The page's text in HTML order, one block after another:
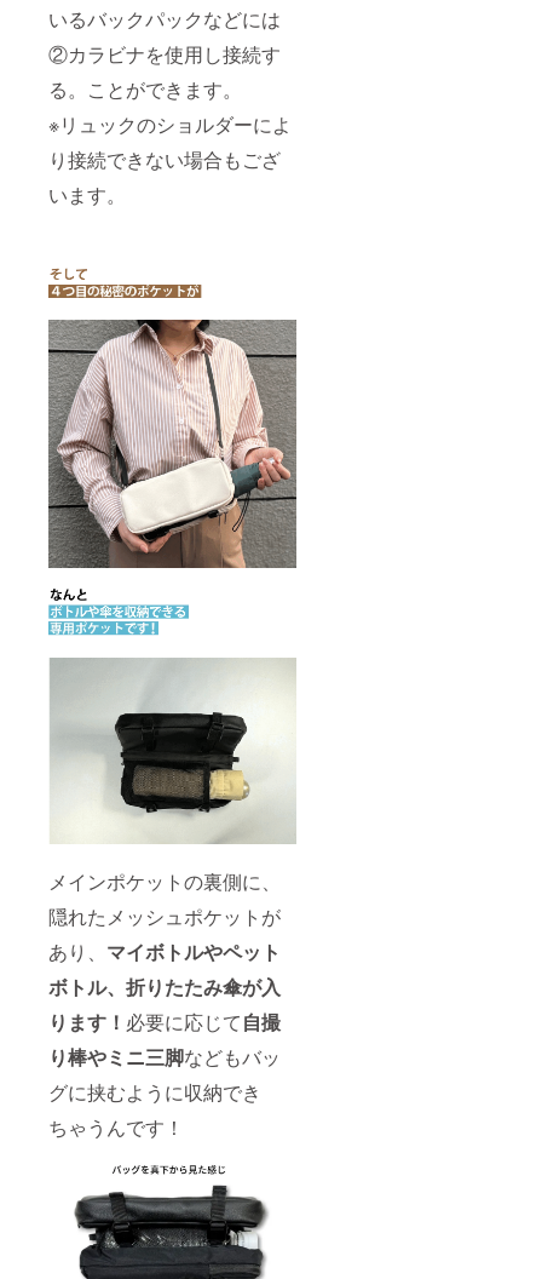
いるバックパックなどには
②カラビナを使用し接続す
る。ことができます。
※リュックのショルダーによ
り接続できない場合もござ
います。
メインポケットの裏側に、
隠れたメッシュポケットが
あり、 マイボトルやペット
ボトル、折りたたみ傘が入
ります！ 必要に応じて自撮
り棒やミニ三脚などもバッ
グに挟むように収納でき
ちゃうんです！